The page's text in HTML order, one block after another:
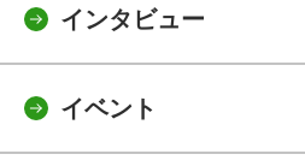
インタビュー
イベント